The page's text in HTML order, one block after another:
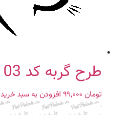
طرح گربه کد 03
تومان افزودن به سبد خرید